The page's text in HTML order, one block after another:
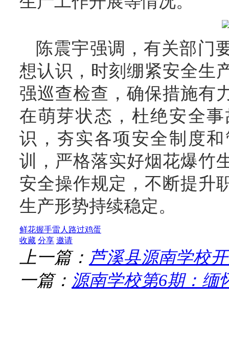
陈震宇强调，有关部门
想认识，时刻绷紧安全生
强巡查检查，确保措施有
在萌芽状态，杜绝安全
识，夯实各项安全制度
训，严格落实好烟花爆竹
安全操作规定，不断提升
生产形势持续稳定。
鲜花握手雷人 路过鸡蛋
收藏 分享 邀请
上一篇： 芦溪县源南学校
一篇： 源南学校第6期：缅